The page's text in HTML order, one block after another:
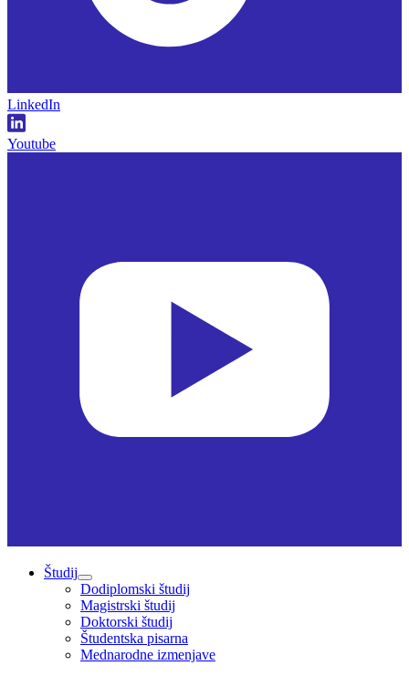
LinkedIn
Youtube
Študij
Dodiplomski študij
Magistrski študij
Doktorski študij
Študentska pisarna
Mednarodne izmenjave